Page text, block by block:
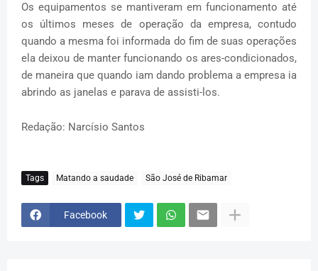
Os equipamentos se mantiveram em funcionamento até
os últimos meses de operação da empresa, contudo
quando a mesma foi informada do fim de suas operações
ela deixou de manter funcionando os ares-condicionados,
de maneira que quando iam dando problema a empresa ia
abrindo as janelas e parava de assisti-los.
Redação: Narcísio Santos
Tags Matando a saudade São José de Ribamar
Facebook